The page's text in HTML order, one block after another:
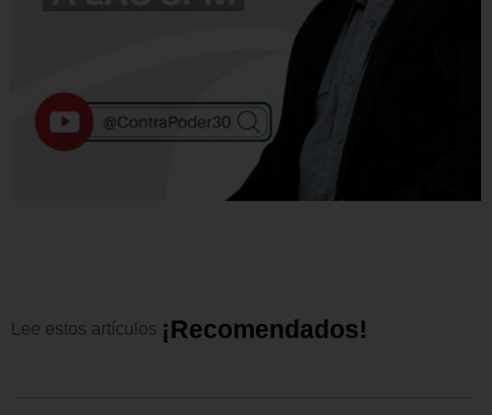
Lee estos artículos ¡Recomendados!